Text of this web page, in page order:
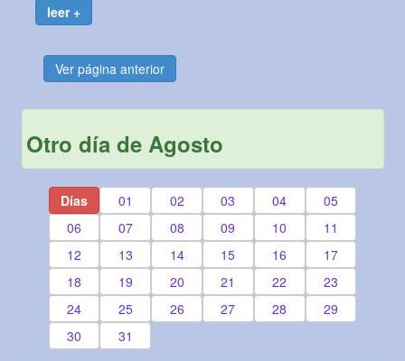
leer +
Ver página anterior
Otro día de Agosto
Días 01 02 03 04
05
06
07 08 09 10
11
12
13 14 15 16
17
18
19 20 21 22
23
24
25 26 27 28
29
30
31